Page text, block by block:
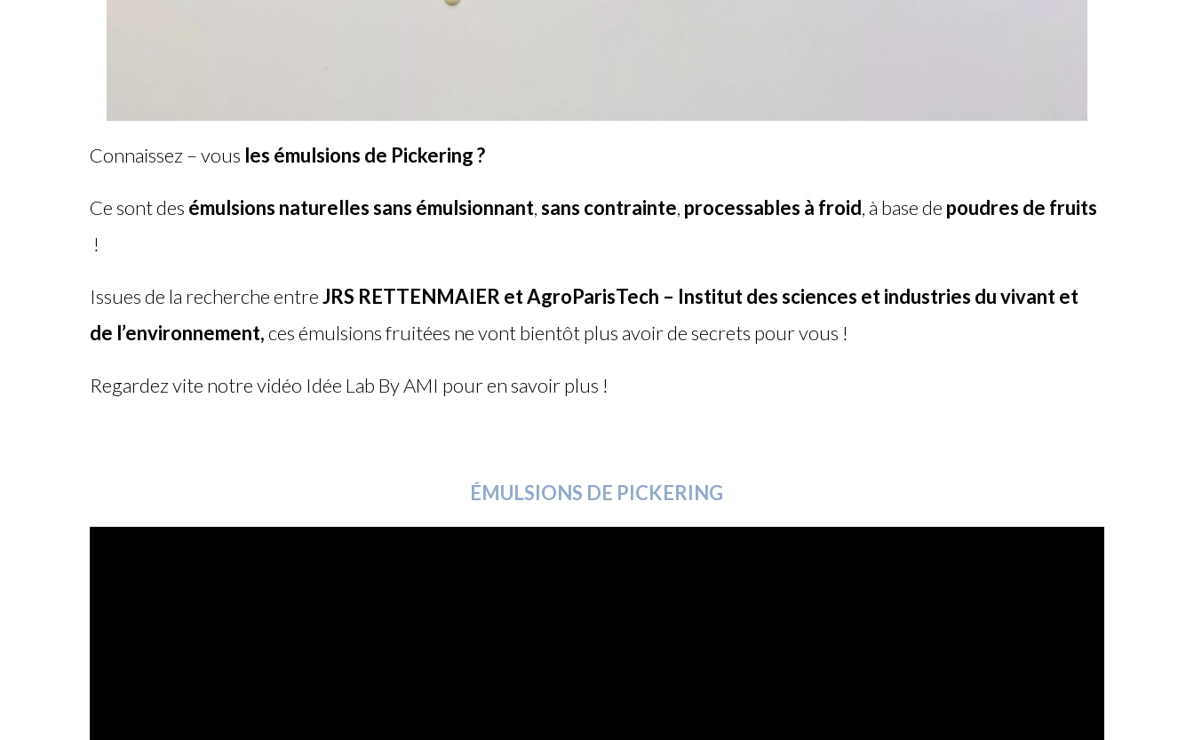
Connaissez – vous les émulsions de Pickering ?
Ce sont des émulsions naturelles sans émulsionnant,sans contrainte, processables à froid, à base de poudres de fruits
!
Issues de la recherche entreJRS RETTENMAIER etAgroParisTech – Institut des sciences et industries du vivant et
de l’environnement,ces émulsions fruitées ne vont bientôt plus avoir de secrets pour vous !
Regardez vite notre vidéo Idée Lab By AMI pour en savoir plus !
ÉMULSIONS DE PICKERING